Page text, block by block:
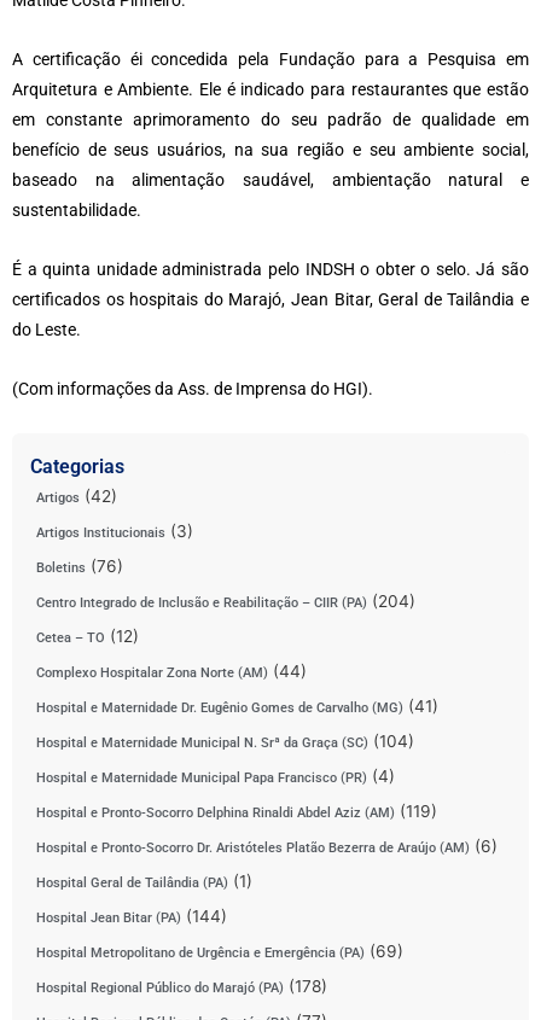
A certificação éi concedida pela Fundação para a Pesquisa em
Arquitetura e Ambiente. Ele é indicado para restaurantes que estão
em constante aprimoramento do seu padrão de qualidade em
benefício de seus usuários, na sua região e seu ambiente social,
baseado na alimentação saudável, ambientação natural e
sustentabilidade.
É a quinta unidade administrada pelo INDSH o obter o selo. Já são
certificados os hospitais do Marajó, Jean Bitar, Geral de Tailândia e
do Leste.
(Com informações da Ass. de Imprensa do HGI).
Categorias
Artigos (42)
Artigos Institucionais (3)
Boletins (76)
Centro Integrado de Inclusão e Reabilitação – CIIR (PA) (204)
Cetea – TO (12)
Complexo Hospitalar Zona Norte (AM) (44)
Hospital e Maternidade Dr. Eugênio Gomes de Carvalho (MG) (41)
Hospital e Maternidade Municipal N. Srª da Graça (SC) (104)
Hospital e Maternidade Municipal Papa Francisco (PR) (4)
Hospital e Pronto-Socorro Delphina Rinaldi Abdel Aziz (AM) (119)
Hospital e Pronto-Socorro Dr. Aristóteles Platão Bezerra de Araújo (AM) (6)
Hospital Geral de Tailândia (PA) (1)
Hospital Jean Bitar (PA) (144)
Hospital Metropolitano de Urgência e Emergência (PA) (69)
Hospital Regional Público do Marajó (PA) (178)